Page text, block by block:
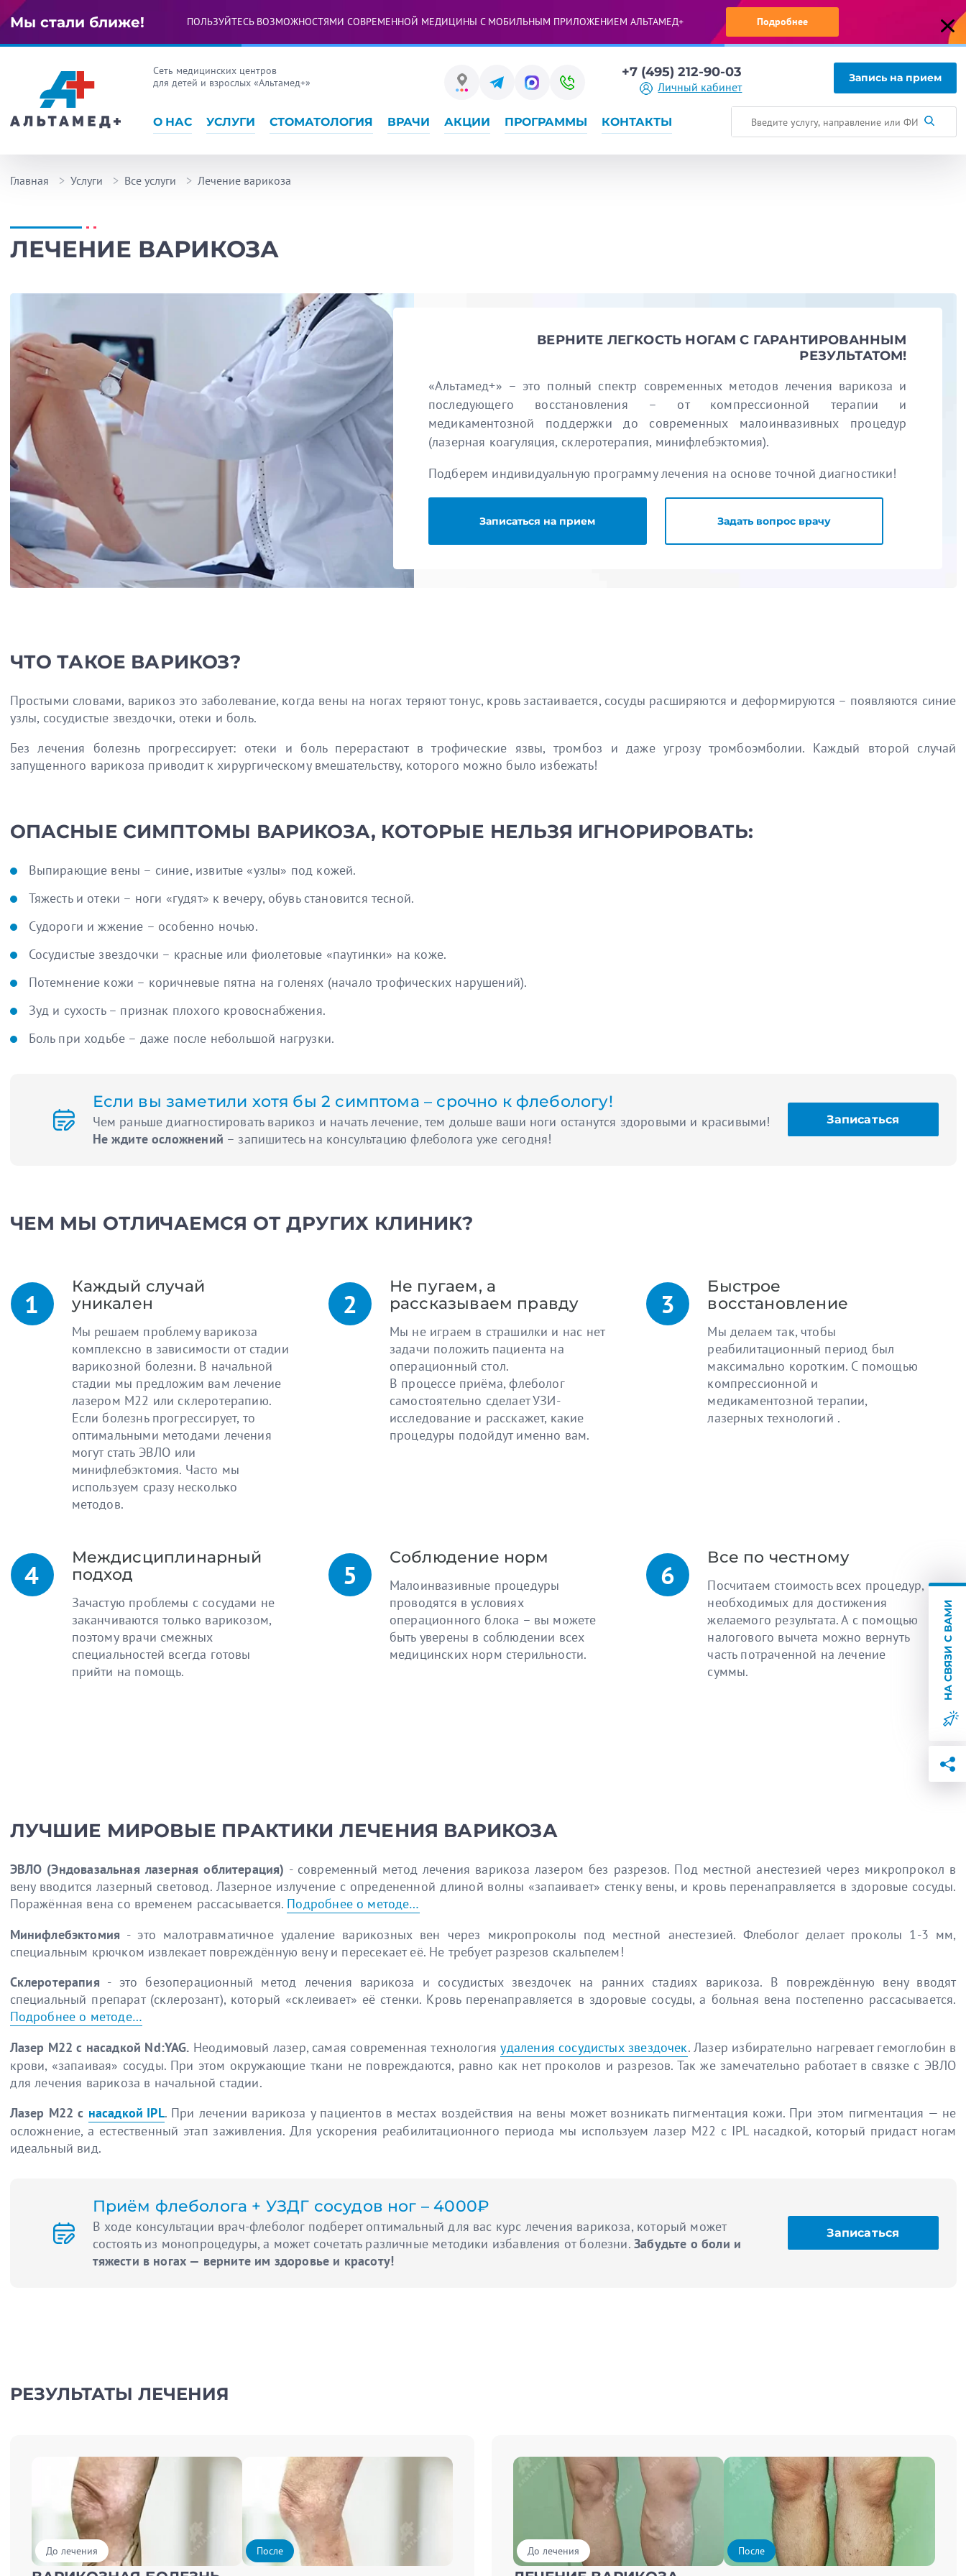
Мы стали ближе! ПОЛЬЗУЙТЕСЬ ВОЗМОЖНОСТЯМИ СОВРЕМЕННОЙ МЕДИЦИНЫ С МОБИЛЬНЫМ ПРИЛОЖЕНИЕМ АЛЬТАМЕД+ Подробнее
Сеть медицинских центров
для детей и взрослых «Альтамед+»
+7 (495) 212-90-03
Личный кабинет
Запись на прием
О НАС УСЛУГИ СТОМАТОЛОГИЯ ВРАЧИ АКЦИИ ПРОГРАММЫ КОНТАКТЫ
Главная Услуги Все услуги Лечение варикоза
ЛЕЧЕНИЕ ВАРИКОЗА
ВЕРНИТЕ ЛЕГКОСТЬ НОГАМ С ГАРАНТИРОВАННЫМ
РЕЗУЛЬТАТОМ!
«Альтамед+» – это полный спектр современных методов лечения варикоза и
последующего восстановления – от компрессионной терапии и
медикаментозной поддержки до современных малоинвазивных процедур
(лазерная коагуляция, склеротерапия, минифлебэктомия).
Подберем индивидуальную программу лечения на основе точной диагностики!
Записаться на прием Задать вопрос врачу
ЧТО ТАКОЕ ВАРИКОЗ?
Простыми словами, варикоз это заболевание, когда вены на ногах теряют тонус, кровь застаивается, сосуды расширяются и деформируются – появляются синие
узлы, сосудистые звездочки, отеки и боль.
Без лечения болезнь прогрессирует: отеки и боль перерастают в трофические язвы, тромбоз и даже угрозу тромбоэмболии. Каждый второй случай
запущенного варикоза приводит к хирургическому вмешательству, которого можно было избежать!
ОПАСНЫЕ СИМПТОМЫ ВАРИКОЗА, КОТОРЫЕ НЕЛЬЗЯ ИГНОРИРОВАТЬ:
Выпирающие вены – синие, извитые «узлы» под кожей.
Тяжесть и отеки – ноги «гудят» к вечеру, обувь становится тесной.
Судороги и жжение – особенно ночью.
Сосудистые звездочки – красные или фиолетовые «паутинки» на коже.
Потемнение кожи – коричневые пятна на голенях (начало трофических нарушений).
Зуд и сухость – признак плохого кровоснабжения.
Боль при ходьбе – даже после небольшой нагрузки.
Если вы заметили хотя бы 2 симптома – срочно к флебологу!
Чем раньше диагностировать варикоз и начать лечение, тем дольше ваши ноги останутся здоровыми и красивыми!
Не ждите осложнений – запишитесь на консультацию флеболога уже сегодня!
Записаться
ЧЕМ МЫ ОТЛИЧАЕМСЯ ОТ ДРУГИХ КЛИНИК?
Каждый случай
уникален
Мы решаем проблему варикоза
комплексно в зависимости от стадии
варикозной болезни. В начальной
стадии мы предложим вам лечение
лазером M22 или склеротерапию.
Если болезнь прогрессирует, то
оптимальными методами лечения
могут стать ЭВЛО или
минифлебэктомия. Часто мы
используем сразу несколько
методов.
Не пугаем, а
рассказываем правду
Мы не играем в страшилки и нас нет
задачи положить пациента на
операционный стол.
В процессе приёма, флеболог
самостоятельно сделает УЗИ-
исследование и расскажет, какие
процедуры подойдут именно вам.
Быстрое
восстановление
Мы делаем так, чтобы
реабилитационный период был
максимально коротким. С помощью
компрессионной и
медикаментозной терапии,
лазерных технологий .
Междисциплинарный
подход
Зачастую проблемы с сосудами не
заканчиваются только варикозом,
поэтому врачи смежных
специальностей всегда готовы
прийти на помощь.
Соблюдение норм
Малоинвазивные процедуры
проводятся в условиях
операционного блока – вы можете
быть уверены в соблюдении всех
медицинских норм стерильности.
Все по честному
Посчитаем стоимость всех процедур,
необходимых для достижения
желаемого результата. А с помощью
налогового вычета можно вернуть
часть потраченной на лечение
суммы.
ЛУЧШИЕ МИРОВЫЕ ПРАКТИКИ ЛЕЧЕНИЯ ВАРИКОЗА
ЭВЛО (Эндовазальная лазерная облитерация) - современный метод лечения варикоза лазером без разрезов. Под местной анестезией через микропрокол в
вену вводится лазерный световод. Лазерное излучение с опредененной длиной волны «запаивает» стенку вены, и кровь перенаправляется в здоровые сосуды.
Поражённая вена со временем рассасывается. Подробнее о методе…
Минифлебэктомия - это малотравматичное удаление варикозных вен через микропроколы под местной анестезией. Флеболог делает проколы 1-3 мм,
специальным крючком извлекает повреждённую вену и пересекает её. Не требует разрезов скальпелем!
Склеротерапия - это безоперационный метод лечения варикоза и сосудистых звездочек на ранних стадиях варикоза. В повреждённую вену вводят
специальный препарат (склерозант), который «склеивает» её стенки. Кровь перенаправляется в здоровые сосуды, а больная вена постепенно рассасывается.
Подробнее о методе…
Лазер M22 с насадкой Nd:YAG. Неодимовый лазер, самая современная технологияудаления сосудистых звездочек. Лазер избирательно нагревает гемоглобин в
крови, «запаивая» сосуды. При этом окружающие ткани не повреждаются, равно как нет проколов и разрезов. Так же замечательно работает в связке с ЭВЛО
для лечения варикоза в начальной стадии.
Лазер M22 с насадкой IPL. При лечении варикоза у пациентов в местах воздействия на вены может возникать пигментация кожи. При этом пигментация — не
осложнение, а естественный этап заживления. Для ускорения реабилитационного периода мы используем лазер M22 с IPL насадкой, который придаст ногам
идеальный вид.
Приём флеболога + УЗДГ сосудов ног – 4000₽
В ходе консультации врач-флеболог подберет оптимальный для вас курс лечения варикоза, который может
состоять из монопроцедуры, а может сочетать различные методики избавления от болезни. Забудьте о боли и
тяжести в ногах — верните им здоровье и красоту!
Записаться
РЕЗУЛЬТАТЫ ЛЕЧЕНИЯ
До лечения После До лечения После
НА СВЯЗИ С ВАМИ